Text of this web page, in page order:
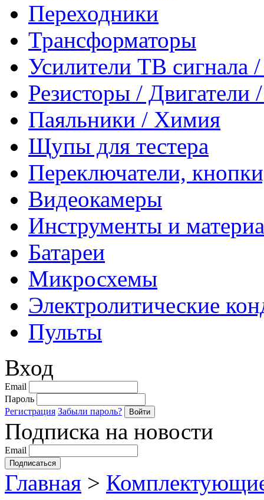
Переходники
Трансформаторы
Усилители ТВ сигнала
Резисторы /
Паяльники / Химия
Щупы для тестера
Переключатели,
Видеокамеры
Инструменты и
Батареи
Микросхемы
Электролитические
Пульты
Вход
Email
Пароль
Регистрация Забыли пароль?
Подписка на новости
Email
Главная >